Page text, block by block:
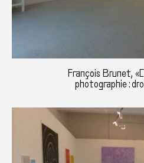
François Brunet,
photographie :